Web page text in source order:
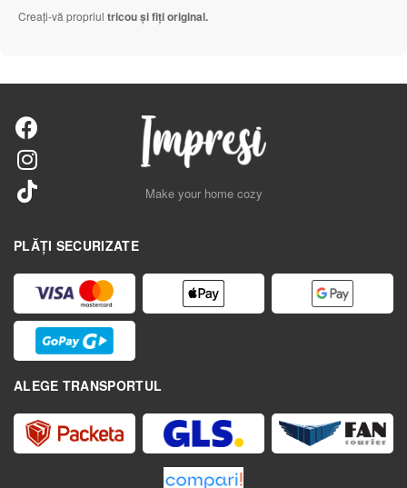
Creați-vă propriul tricou și fiți original.
Make your home cozy
PLĂȚI SECURIZATE
ALEGE TRANSPORTUL